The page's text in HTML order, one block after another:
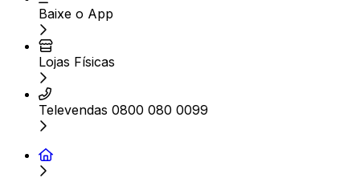
Baixe o App
Lojas Físicas
Televendas 0800 080 0099